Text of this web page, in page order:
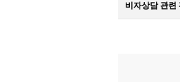
비자상담 관련